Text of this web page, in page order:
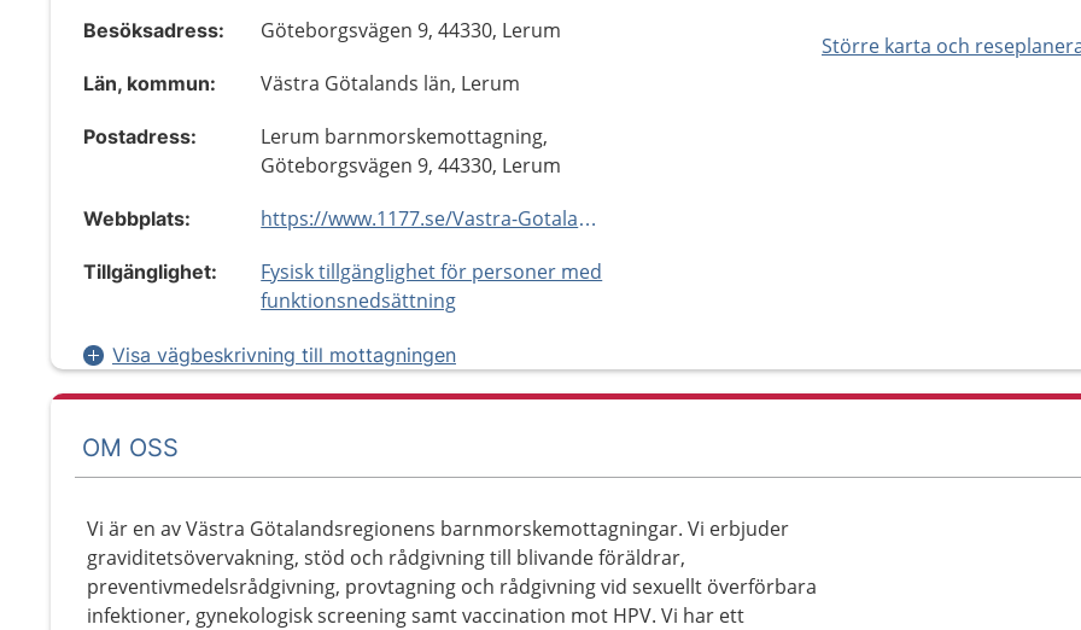
Större karta och
Besöksadress: Göteborgsvägen 9, 44330, Lerum
Län, kommun: Västra Götalands län, Lerum
Postadress:
Lerum barnmorskemottagning,
Göteborgsvägen 9, 44330, Lerum
Webbplats: https://www.1177.se/Vastra-Gotaland/hitta-vard/kontaktkort/Lerum-barnmorskemottagning-Lerum/
Tillgänglighet:
Fysisk tillgänglighet för personer med
funktionsnedsättning
Visa vägbeskrivning till mottagningen
OM OSS
Vi är en av Västra Götalandsregionens barnmorskemottagningar. Vi erbjuder
graviditetsövervakning, stöd och rådgivning till blivande föräldrar,
preventivmedelsrådgivning, provtagning och rådgivning vid sexuellt överförbara
infektioner, gynekologisk screening samt vaccination mot HPV. Vi har ett